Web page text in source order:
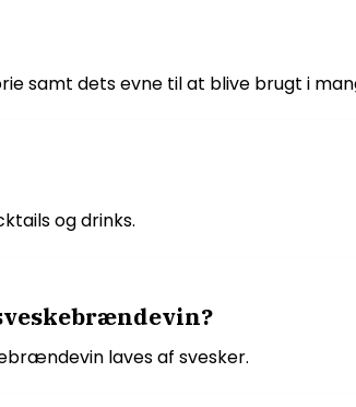
samt dets evne til at blive brugt i
og drinks.
laves af svesker.